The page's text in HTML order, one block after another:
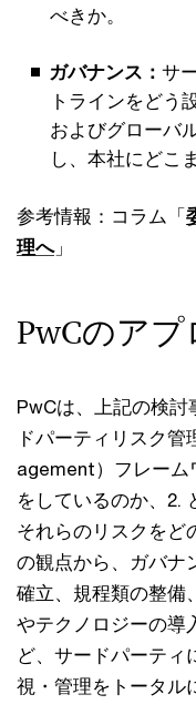
べきか。
ガバナンス： サ
トラインをどう
およびグローバ
し、本社にどこ
参考情報：コラム「
理へ」
PwCのアプ
PwCは、上記の検
ドパーティリスク
agement）フレーム
をしているのか、2.
それらのリスクをど
の観点から、ガバナ
確立、規程類の整備
やテクノロジーの導
ど、サードパーティ
視・管理をトータル